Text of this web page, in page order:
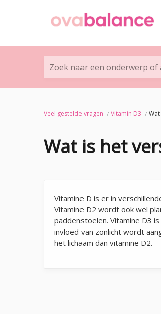
Zoek naar een onderwerp of
Veel gestelde vragen Vitamin D3
Wat is het
Vitamine D is er in
Vitamine D2 wordt ook wel
paddenstoelen. Vitamine D3
invloed van zonlicht wordt
het lichaam dan vitamine D2.